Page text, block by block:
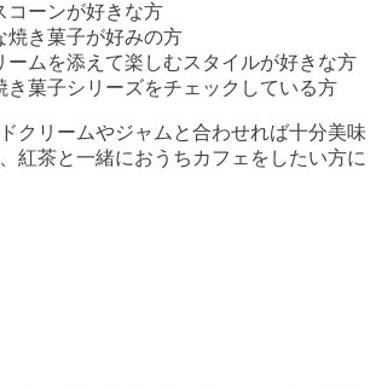
コーンが好きな方
焼き菓子が好みの方
ームを添えて楽しむスタイルが好きな方
き菓子シリーズをチェックしている方
クリームやジャムと合わせれば十分美味
紅茶と一緒におうちカフェをしたい方に